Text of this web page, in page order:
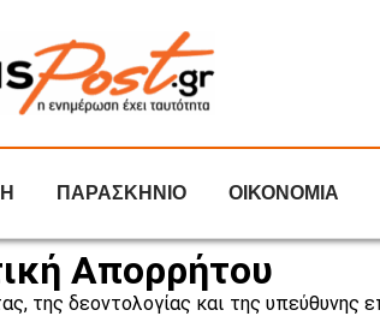
ΠΑΡΑΣΚΗΝΙΟ ΟΙΚΟΝΟΜΙΑ
Απορρήτου
της δεοντολογίας και της